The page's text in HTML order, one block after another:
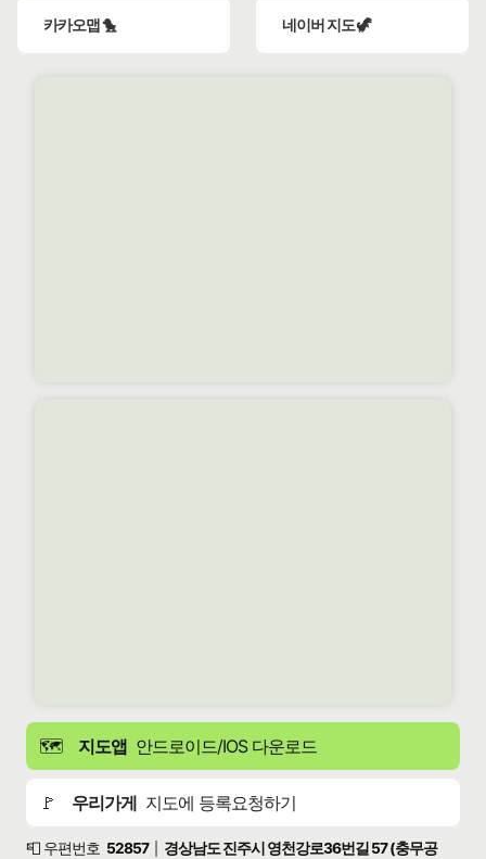
카카오맵 🐤 네이버 지도 🦖
🗺️ 지도앱 안드로이드/IOS 다운로드
🚩 우리가게 지도에 등록요청하기
📮 우편번호 52857
경상남도 진주시 영천강로36번길 57 (충무공